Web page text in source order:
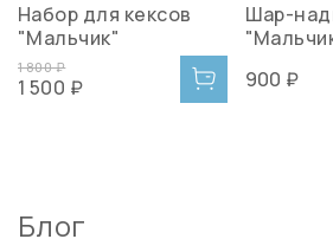
Набор для кексов
"Мальчик"
1 800 ₽
1 500 ₽
Шар-
900 ₽
Блог